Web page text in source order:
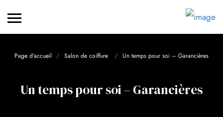
Page d'accueil Salon de coiffure Un temps pour soi – Garancières
Un temps pour soi – Garancières